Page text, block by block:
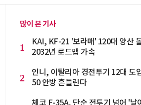
많이 본 기사
1
KAI, KF-21 '보라매' 120대 양산
2032년 로드맵 가속
2
인니, 이탈리아 경전투기 12대
50 안방 흔들린다
체코 F-35A, 단순 전투기 넘어 '날